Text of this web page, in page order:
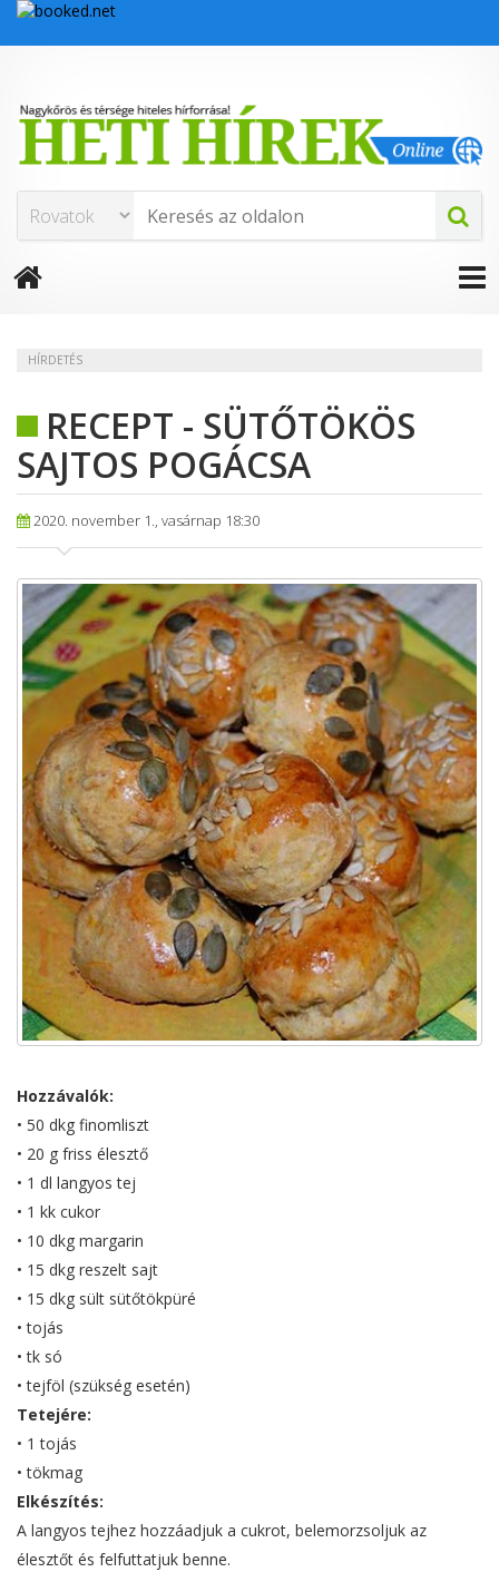
HÍRDETÉS
RECEPT - SÜTŐTÖKÖS
SAJTOS POGÁCSA
2020. november 1., vasárnap 18:30
Hozzávalók:
• 50 dkg finomliszt
• 20 g friss élesztő
• 1 dl langyos tej
• 1 kk cukor
• 10 dkg margarin
• 15 dkg reszelt sajt
• 15 dkg sült sütőtökpüré
• tojás
• tk só
• tejföl (szükség esetén)
Tetejére:
• 1 tojás
• tökmag
Elkészítés:
A langyos tejhez hozzáadjuk a cukrot, belemorzsoljuk az
élesztőt és felfuttatjuk benne.